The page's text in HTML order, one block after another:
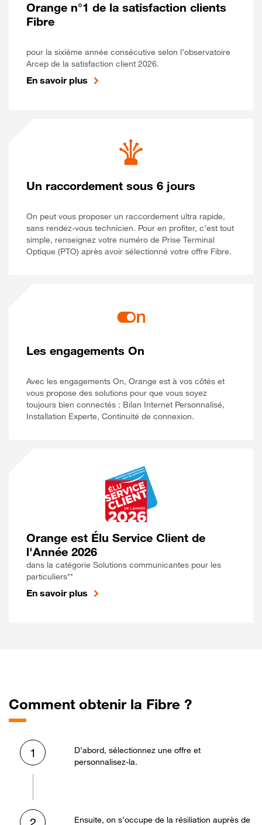
Orange n°1 de la satisfaction clients
Fibre
pour la sixième année consécutive selon l’observatoire
Arcep de la satisfaction client 2026.
En savoir plus
Un raccordement sous 6 jours
On peut vous proposer un raccordement ultra rapide,
sans rendez-vous technicien. Pour en profiter, c’est tout
simple, renseignez votre numéro de Prise Terminal
Optique (PTO) après avoir sélectionné votre offre Fibre.
Les engagements On
Avec les engagements On, Orange est à vos côtés et
vous propose des solutions pour que vous soyez
toujours bien connectés : Bilan Internet Personnalisé,
Installation Experte, Continuité de connexion.
Orange est Élu Service Client de
l'Année 2026
dans la catégorie Solutions communicantes pour les
particuliers**
En savoir plus
Comment obtenir la Fibre ?
1
D’abord, sélectionnez une offre et
personnalisez-la.
Ensuite, on s’occupe de la résiliation auprès de